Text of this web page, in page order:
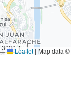
3000 ftLeaflet | Map data ©